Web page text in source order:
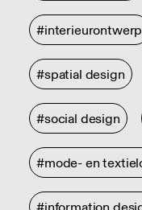
#interieurontwerp
#spatial design
#social design
#mode- en